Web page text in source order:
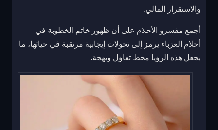
والاستقرار المالي.
أجمع مفسرو الأحلام على أن ظهور خاتم الخطوبة في
أحلام العزباء يرمز إلى تحولات إيجابية مرتقبة في حياتها، ما
يجعل هذه الرؤيا محط تفاؤل وبهجة.